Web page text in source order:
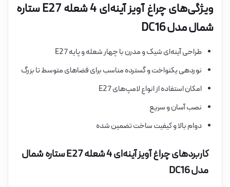
ویژگی‌های چراغ آویز آینه‌ای 4 شعله E27 ستاره
شمال مدل DC16
طراحی آینه‌ای شیک و مدرن با چهار شعله و پایه E27
نوردهی یکنواخت و گسترده مناسب برای فضاهای متوسط تا بزرگ
امکان استفاده از انواع لامپ‌های E27
نصب آسان و سریع
دوام بالا و کیفیت ساخت تضمین شده
کاربردهای چراغ آویز آینه‌ای 4 شعله E27 ستاره شمال
مدل DC16